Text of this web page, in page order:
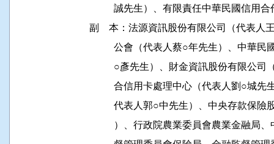
誠先生）、有限責任中華民國信
副    本：法源資訊股份有限公司（代表人
公會（代表人蔡○年先生）、中華
○彥先生）、財金資訊股份有限公
合信用卡處理中心（代表人劉○城
代表人郭○中先生）、中央存款保
）、行政院農業委員會農業金融